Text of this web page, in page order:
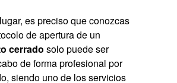
es preciso que conozcas
de apertura de un
cerrado solo puede ser
de forma profesional por
siendo uno de los servicios